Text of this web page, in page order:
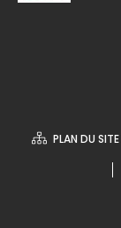
PLAN DU SITE